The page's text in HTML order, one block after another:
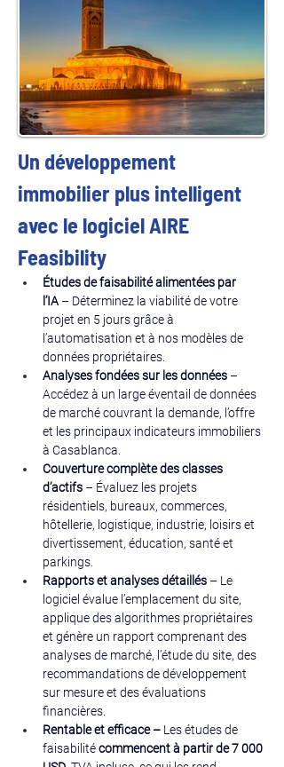
Un développement
immobilier plus intelligent
avec le logiciel AIRE
Feasibility
Études de faisabilité alimentées par
l’IA – Déterminez la viabilité de votre
projet en 5 jours grâce à
l’automatisation et à nos modèles de
données propriétaires.
Analyses fondées sur les données –
Accédez à un large éventail de données
de marché couvrant la demande, l’offre
et les principaux indicateurs immobiliers
à Casablanca.
Couverture complète des classes
d’actifs – Évaluez les projets
résidentiels, bureaux, commerces,
hôtellerie, logistique, industrie, loisirs et
divertissement, éducation, santé et
parkings.
Rapports et analyses détaillés – Le
logiciel évalue l’emplacement du site,
applique des algorithmes propriétaires
et génère un rapport comprenant des
analyses de marché, l’étude du site, des
recommandations de développement
sur mesure et des évaluations
financières.
Rentable et efficace – Les études de
faisabilité commencent à partir de 7 000